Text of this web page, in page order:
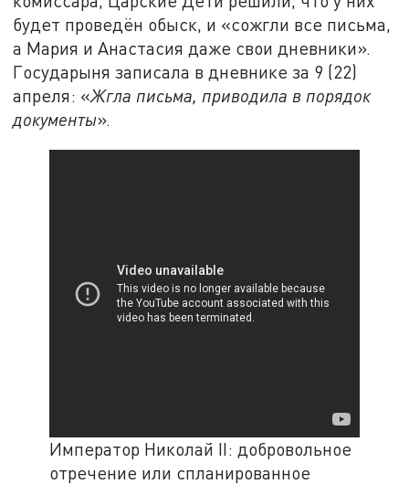
будет проведён обыск, и «сожгли все письма,
а Мария и Анастасия даже свои дневники».
Государыня записала в дневнике за 9 (22)
апреля: «Жгла письма, приводила в порядок
документы».
Император Николай II: добровольное
отречение или спланированное